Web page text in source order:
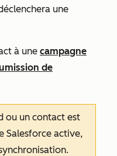
une
à une campagne
de
ou un contact est
Salesforce active,